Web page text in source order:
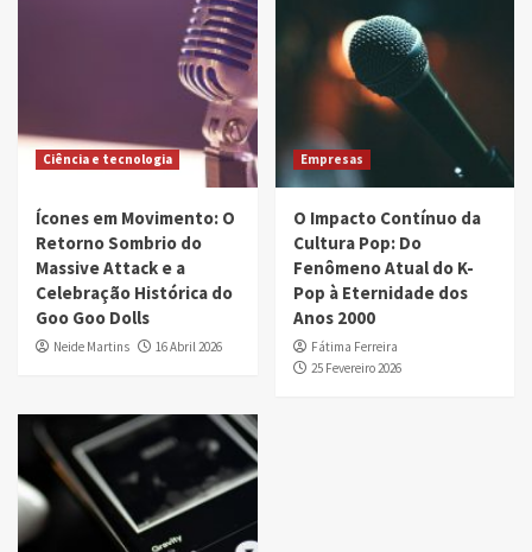
Ciência e tecnologia
Ícones em Movimento: O
Retorno Sombrio do
Massive Attack e a
Celebração Histórica do
Goo Goo Dolls
Neide Martins 16 Abril 2026
Empresas
O Impacto Contínuo da
Cultura Pop: Do
Fenômeno Atual do K-
Pop à Eternidade dos
Anos 2000
Fátima Ferreira
25 Fevereiro 2026